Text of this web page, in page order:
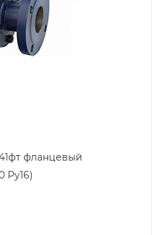
фланцевый
Pу16)